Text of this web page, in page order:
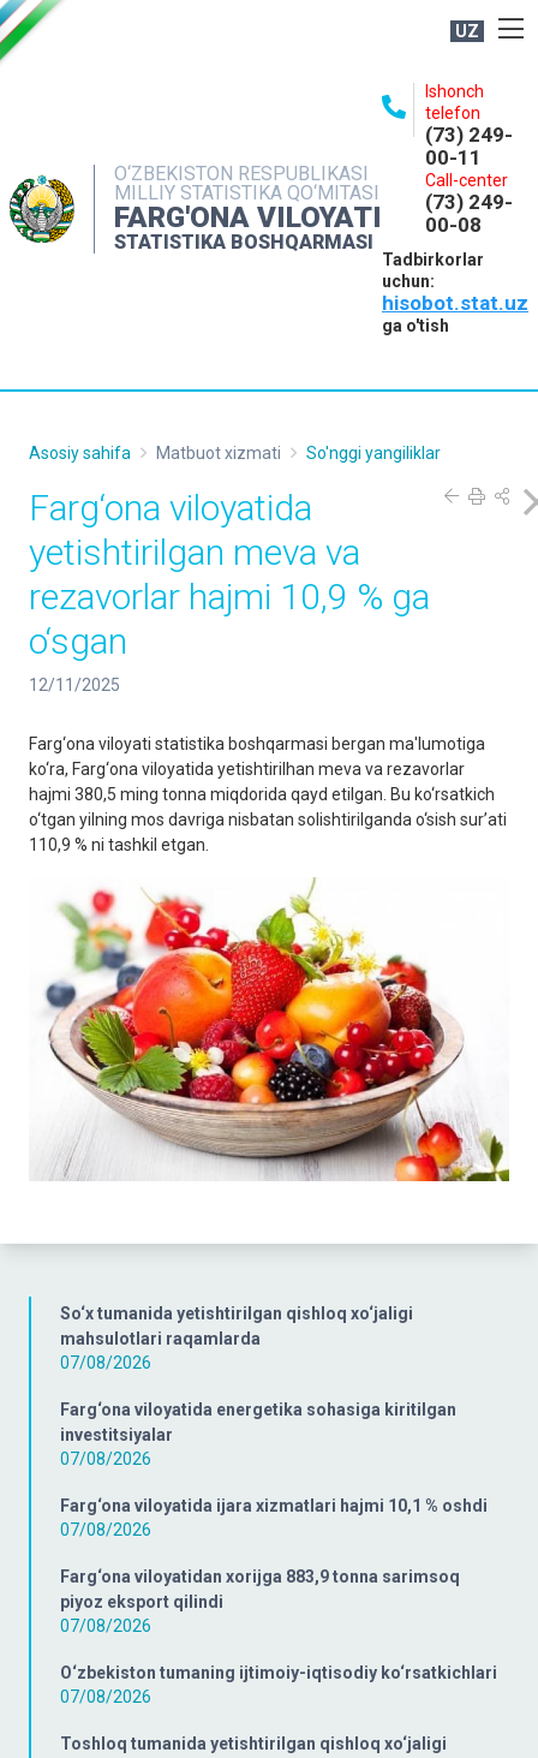
UZ
O‘ZBEKISTON RESPUBLIKASI
MILLIY STATISTIKA QO‘MITASI
FARG'ONA VILOYATI
STATISTIKA BOSHQARMASI
Ishonch
telefon
(73) 249-
00-11
Call-center
(73) 249-
00-08
Tadbirkorlar
uchun:
hisobot.stat.uz
ga o'tish
NASHRLAR
INTERAKTIV XIZMATLAR
MATBUOT XIZMATI
So‘x tumanida yetishtirilgan qishloq xo‘jaligi
mahsulotlari raqamlarda
07/08/2026
Farg‘ona viloyatida energetika sohasiga kiritilgan
investitsiyalar
07/08/2026
Farg‘ona viloyatida ijara xizmatlari hajmi 10,1 % oshdi
07/08/2026
Farg‘ona viloyatidan xorijga 883,9 tonna sarimsoq
piyoz eksport qilindi
07/08/2026
O‘zbekiston tumaning ijtimoiy-iqtisodiy ko‘rsatkichlari
07/08/2026
Toshloq tumanida yetishtirilgan qishloq xo‘jaligi
Asosiy sahifa Matbuot xizmati So'nggi yangiliklar
Farg‘ona viloyatida
yetishtirilgan meva va
rezavorlar hajmi 10,9 % ga
o‘sgan
12/11/2025
Farg‘ona viloyati statistika boshqarmasi bergan ma'lumotiga
ko‘ra, Farg‘ona viloyatida yetishtirilhan meva va rezavorlar
hajmi 380,5 ming tonna miqdorida qayd etilgan. Bu ko‘rsatkich
o‘tgan yilning mos davriga nisbatan solishtirilganda o‘sish sur’ati
110,9 % ni tashkil etgan.